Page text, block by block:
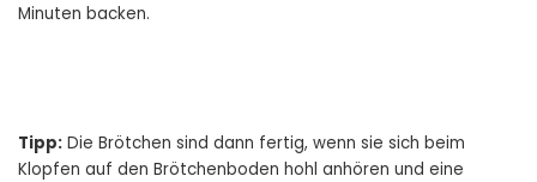
Minuten backen.
Tipp: Die Brötchen sind dann fertig, wenn sie sich beim
Klopfen auf den Brötchenboden hohl anhören und eine